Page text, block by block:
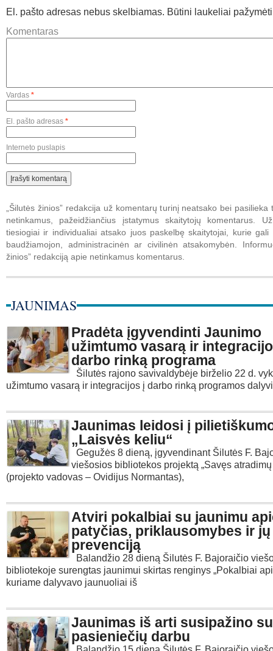
El. pašto adresas nebus skelbiamas. Būtini laukeliai
Komentaras
Vardas *
El. pašto adresas *
Interneto puslapis
„Šilutės žinios” redakcija už komentarų turinį neatsako bei pasilieka
netinkamus, pažeidžiančius įstatymus skaitytojų komentarus.
tiesiogiai ir individualiai atsako juos paskelbę skaitytojai, kurie gali
baudžiamojon, administracinėn ar civilinėn atsakomybėn.
žinios” redakciją apie netinkamus komentarus.
JAUNIMAS
Pradėta įgyvendinti Jaunimo
užimtumo vasarą ir
darbo rinką programa
Šilutės rajono savivaldybėje birželio 22 d.
užimtumo vasarą ir integracijos į darbo rinką programos
Jaunimas leidosi į
„Laisvės keliu“
Gegužės 8 dieną, įgyvendinant Šilutės F.
viešosios bibliotekos projektą „Savęs
(projekto vadovas – Ovidijus Normantas),
Atviri pokalbiai su jaunimu
patyčias, priklausomybes ir jų
prevenciją
Balandžio 28 dieną Šilutės F. Bajoraičio
bibliotekoje surengtas jaunimui skirtas renginys „Pokalbiai
kuriame dalyvavo jaunuoliai iš
Jaunimas iš arti susipažino su
pasieniečių darbu